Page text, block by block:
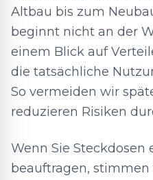
Altbau bis zum
beginnt nicht an der
einem Blick auf
die tatsächliche
So vermeiden wir
reduzieren Risiken
Wenn Sie
beauftragen, stimmen